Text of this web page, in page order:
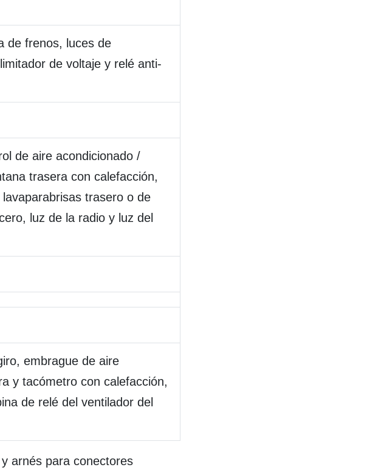
de frenos, luces de
de voltaje y relé anti-
de aire acondicionado /
trasera con calefacción,
trasero o de
luz de la radio y luz del
embrague de aire
y tacómetro con calefacción,
de relé del ventilador del
arnés para conectores